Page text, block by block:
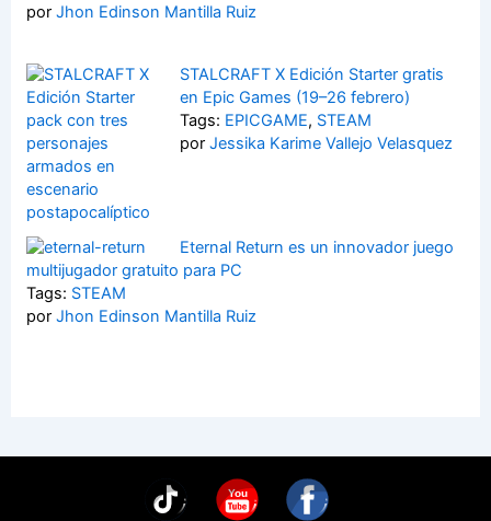
porJhon Edinson Mantilla Ruiz
STALCRAFT X Edición Starter gratis
en Epic Games (19–26 febrero)
Tags: EPICGAME, STEAM
por Jessika Karime Vallejo Velasquez
Eternal Return es un innovador juego
multijugador gratuito para PC
Tags: STEAM
porJhon Edinson Mantilla Ruiz
You